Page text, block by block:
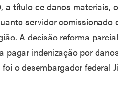
a título de danos materiais,
servidor comissionado
A decisão reforma
pagar indenização por
o desembargador federal